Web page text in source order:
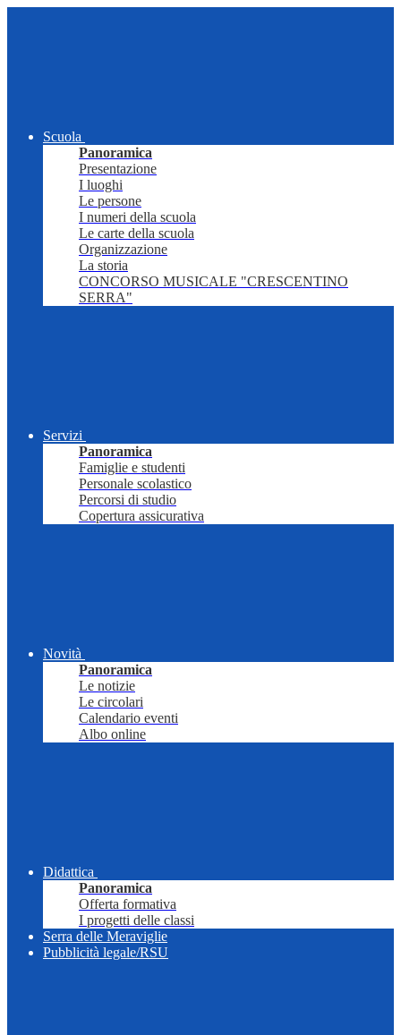
Scuola
Panoramica
Presentazione
I luoghi
Le persone
I numeri della scuola
Le carte della scuola
Organizzazione
La storia
CONCORSO MUSICALE "CRESCENTINO
SERRA"
Servizi
Panoramica
Famiglie e studenti
Personale scolastico
Percorsi di studio
Copertura assicurativa
Novità
Panoramica
Le notizie
Le circolari
Calendario eventi
Albo online
Didattica
Panoramica
Offerta formativa
I progetti delle classi
Serra delle Meraviglie
Pubblicità legale/RSU